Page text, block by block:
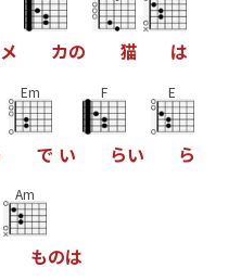
メ カの 猫 は
Em
で い
F
らい
E
ら
Am
ものは